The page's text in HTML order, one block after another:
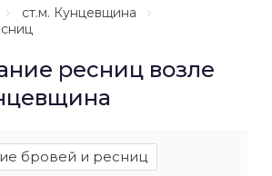
ст.м. Кунцевщина
ресниц возле
бровей и ресниц